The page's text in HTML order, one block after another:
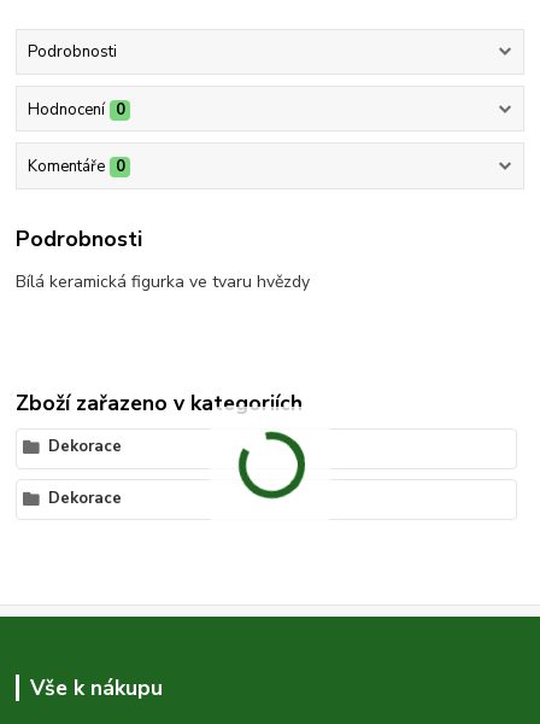
Podrobnosti
Hodnocení 0
Komentáře 0
Podrobnosti
Bílá keramická figurka ve tvaru hvězdy
Zboží zařazeno v kategoriích
Dekorace
Dekorace
Vše k nákupu